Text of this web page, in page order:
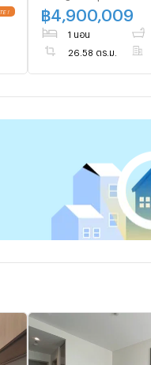
฿ 4,900,009
1 นอน
26.58 ตร.ม.